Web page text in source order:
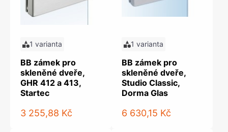
1 varianta
BB zámek pro
skleněné dveře,
GHR 412 a 413,
Startec
3 255,88 Kč
1 varianta
BB zámek pro
skleněné dveře,
Studio Classic,
Dorma Glas
6 630,15 Kč